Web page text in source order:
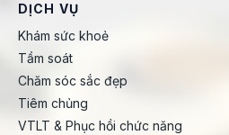
DỊCH VỤ
Khám sức khoẻ
Tầm soát
Chăm sóc sắc đẹp
Tiêm chủng
VTLT & Phục hồi chức năng